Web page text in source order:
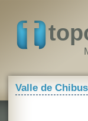
Valle de